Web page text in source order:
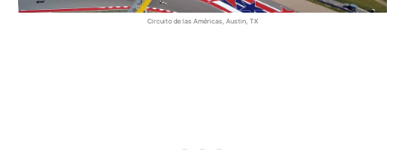
Circuito de las Américas, Austin, TX